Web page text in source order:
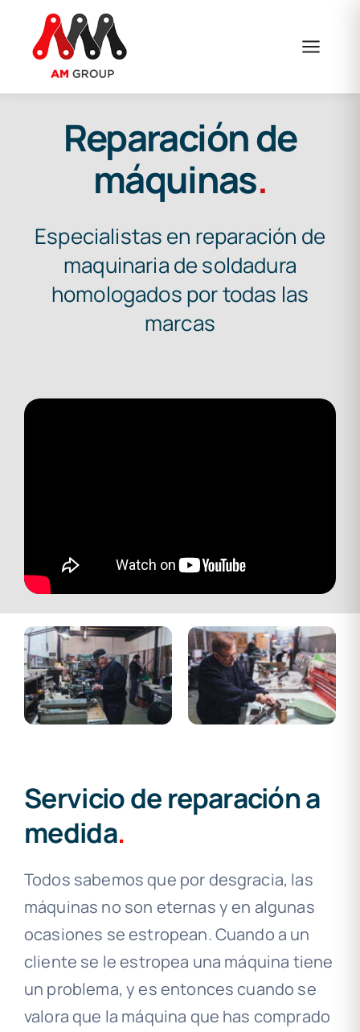
contenido
Reparación de
máquinas.
Especialistas en reparación de
maquinaria de soldadura
homologados por todas las
marcas
Servicio de reparación a
medida.
Todos sabemos que por desgracia, las
máquinas no son eternas y en algunas
ocasiones se estropean. Cuando a un
cliente se le estropea una máquina tiene
un problema, y es entonces cuando se
valora que la máquina que has comprado